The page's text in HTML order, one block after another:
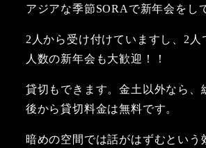
アジアな季節SORAで新年会をし
2人から受け付けていますし、2人
人数の新年会も大歓迎！！
貸切もできます。金土以外なら、
後から貸切料金は無料です。
暗めの空間では話がはずむという